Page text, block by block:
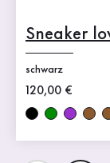
Sneaker
schwarz
Neuer Preis
120,00 €